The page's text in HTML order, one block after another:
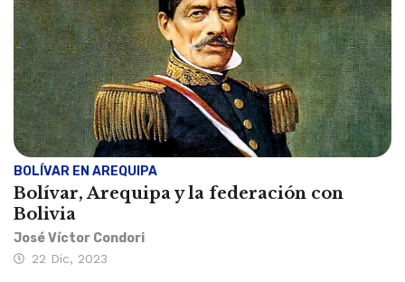
BOLÍVAR EN AREQUIPA
Bolívar, Arequipa y la federación con
Bolivia
José Víctor Condori
22 Dic, 2023